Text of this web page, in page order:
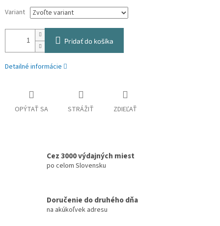
Variant
Pridať do košíka
Detailné informácie
OPÝTAŤ SA STRÁŽIŤ ZDIEĽAŤ
Cez 3000 výdajných miest
po celom Slovensku
Doručenie do druhého dňa
na akúkoľvek adresu